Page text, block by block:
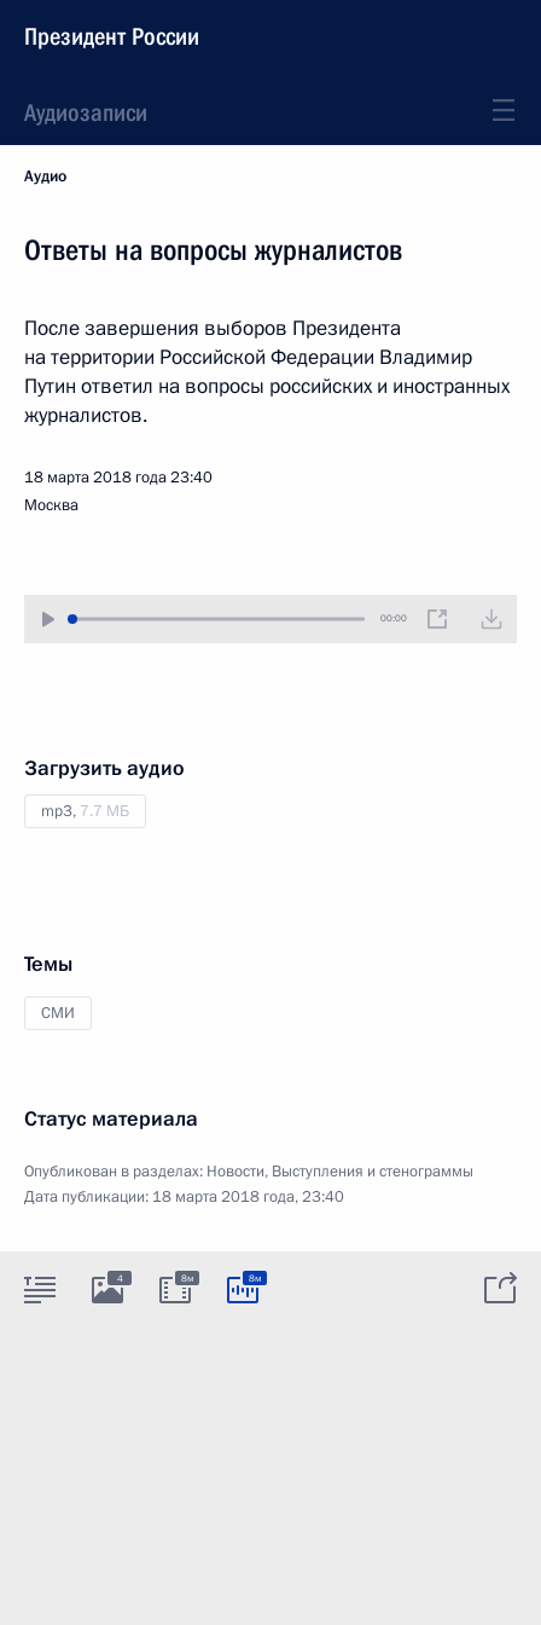
Президент России
Аудиозаписи
Аудио
Ответы на вопросы журналистов
После завершения выборов Президента
на территории Российской Федерации Владимир
Путин ответил на вопросы российских и иностранных
журналистов.
18 марта 2018 года23:40
Москва
00:00
Загрузить аудио
mp3, 7.7 МБ
Темы
СМИ
Статус материала
Опубликован в разделах: Новости, Выступления и стенограммы
Дата публикации: 18 марта 2018 года, 23:40
4 8м 8м